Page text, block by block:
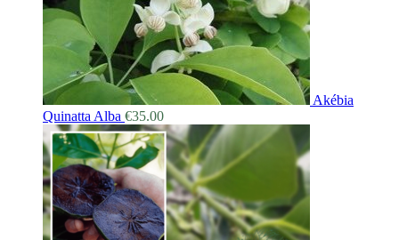
Akébia
Quinatta Alba €35.00